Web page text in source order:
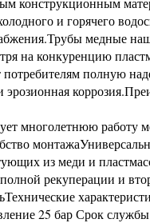
и горячего
медные
на конкуренцию
полную
эрозионная
многолетнюю работу
из меди и
рекуперации и
25 бар Срок службы